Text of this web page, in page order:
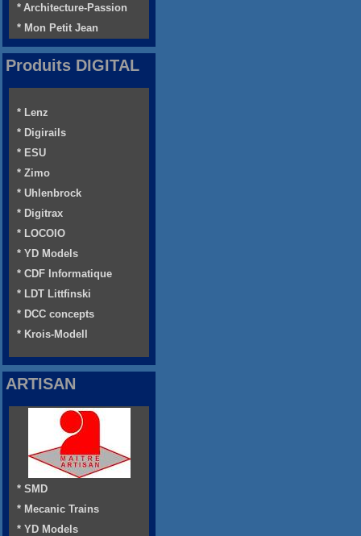
* Architecture-Passion
* Mon Petit Jean
Produits DIGITAL
* Lenz
* Digirails
* ESU
* Zimo
* Uhlenbrock
* Digitrax
* LOCOIO
* YD Models
* CDF Informatique
* LDT Littfinski
* DCC concepts
* Krois-Modell
ARTISAN
* SMD
* Mecanic Trains
* YD Models